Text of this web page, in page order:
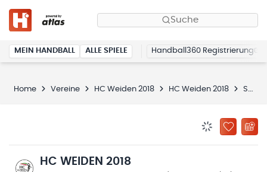
Suche
MEIN HANDBALL ALLE SPIELE Handball360 Registrierung
Home Vereine HC Weiden 2018 HC Weiden 2018 Spielplan
ZU
HC WEIDEN 2018